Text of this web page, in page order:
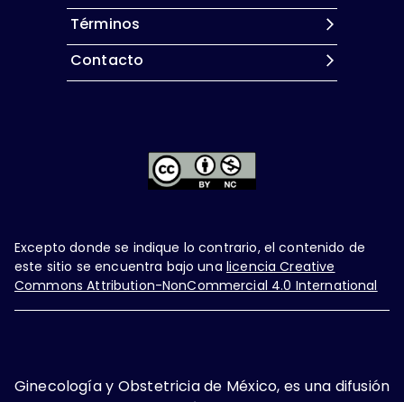
Términos
Contacto
Excepto donde se indique lo contrario, el contenido de
este sitio se encuentra bajo una licencia Creative
Commons Attribution-NonCommercial 4.0 International
Ginecología y Obstetricia de México, es una difusión